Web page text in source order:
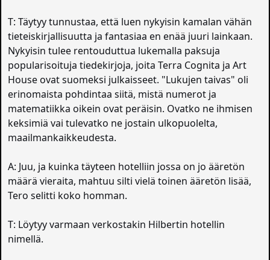
T: Täytyy tunnustaa, että luen nykyisin kamalan vähän
tieteiskirjallisuutta ja fantasiaa en enää juuri lainkaan.
Nykyisin tulee rentouduttua lukemalla paksuja
popularisoituja tiedekirjoja, joita Terra Cognita ja Art
House ovat suomeksi julkaisseet. "Lukujen taivas" oli
erinomaista pohdintaa siitä, mistä numerot ja
matematiikka oikein ovat peräisin. Ovatko ne ihmisen
keksimiä vai tulevatko ne jostain ulkopuolelta,
maailmankaikkeudesta.
A: Juu, ja kuinka täyteen hotelliin jossa on jo ääretön
määrä vieraita, mahtuu silti vielä toinen ääretön lisää,
Tero selitti koko homman.
T: Löytyy varmaan verkostakin Hilbertin hotellin
nimellä.